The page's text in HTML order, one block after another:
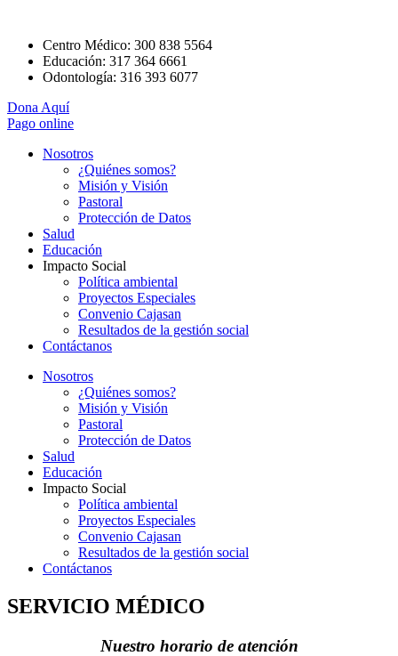
Centro Médico: 300 838 5564
Educación: 317 364 6661
Odontología: 316 393 6077
Dona Aquí
Pago online
Nosotros
¿Quiénes somos?
Misión y Visión
Pastoral
Protección de Datos
Salud
Educación
Impacto Social
Política ambiental
Proyectos Especiales
Convenio Cajasan
Resultados de la gestión social
Contáctanos
Nosotros
¿Quiénes somos?
Misión y Visión
Pastoral
Protección de Datos
Salud
Educación
Impacto Social
Política ambiental
Proyectos Especiales
Convenio Cajasan
Resultados de la gestión social
Contáctanos
SERVICIO MÉDICO
Nuestro horario de atención